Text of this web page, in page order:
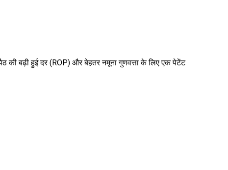
की बढ़ी हुई दर (ROP) और बेहतर नमूना गुणवत्ता के लिए एक पेटेंट